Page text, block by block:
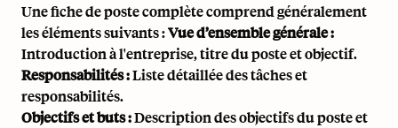
Une fiche de poste complète comprend généralement
les éléments suivants :Vue d’ensemble générale :
Introduction à l'entreprise, titre du poste et objectif.
Responsabilités :Liste détaillée des tâches et
responsabilités.
Objectifs et buts :Description des objectifs du poste et